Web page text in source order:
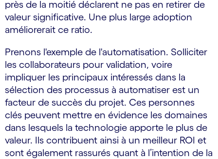
près de la moitié déclarent ne pas en retirer de
valeur significative. Une plus large adoption
améliorerait ce ratio.
Prenons l'exemple de l'automatisation. Solliciter
les collaborateurs pour validation, voire
impliquer les principaux intéressés dans la
sélection des processus à automatiser est un
facteur de succès du projet. Ces personnes
clés peuvent mettre en évidence les domaines
dans lesquels la technologie apporte le plus de
valeur. Ils contribuent ainsi à un meilleur ROI et
sont également rassurés quant à l’intention de la